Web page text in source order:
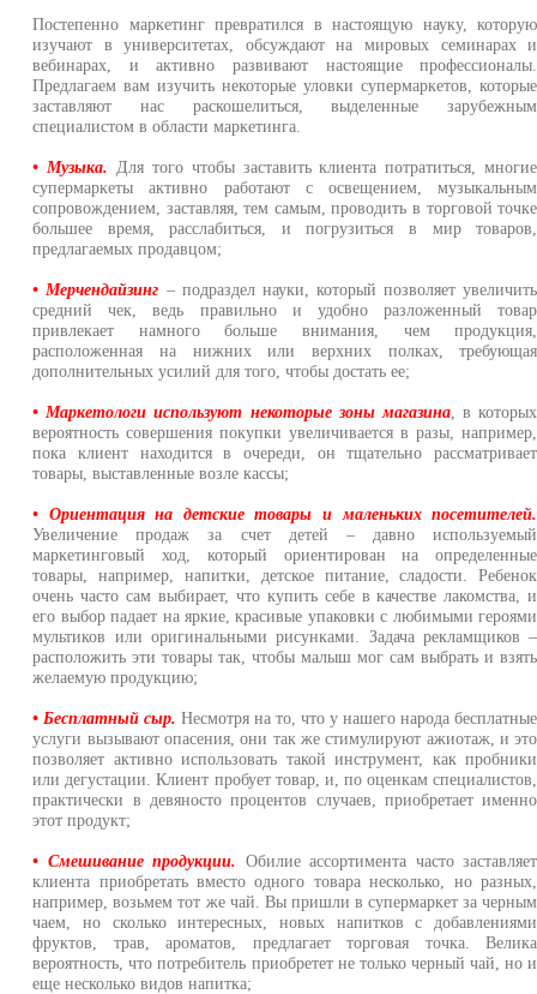
Постепенно маркетинг превратился в настоящую науку, которую
изучают в университетах, обсуждают на мировых семинарах и
вебинарах, и активно развивают настоящие профессионалы.
Предлагаем вам изучить некоторые уловки супермаркетов, которые
заставляют нас раскошелиться, выделенные зарубежным
специалистом в области маркетинга.
• Музыка. Для того чтобы заставить клиента потратиться, многие
супермаркеты активно работают с освещением, музыкальным
сопровождением, заставляя, тем самым, проводить в торговой точке
большее время, расслабиться, и погрузиться в мир товаров,
предлагаемых продавцом;
• Мерчендайзинг – подраздел науки, который позволяет увеличить
средний чек, ведь правильно и удобно разложенный товар
привлекает намного больше внимания, чем продукция,
расположенная на нижних или верхних полках, требующая
дополнительных усилий для того, чтобы достать ее;
• Маркетологи используют некоторые зоны магазина, в которых
вероятность совершения покупки увеличивается в разы, например,
пока клиент находится в очереди, он тщательно рассматривает
товары, выставленные возле кассы;
• Ориентация на детские товары и маленьких посетителей.
Увеличение продаж за счет детей – давно используемый
маркетинговый ход, который ориентирован на определенные
товары, например, напитки, детское питание, сладости. Ребенок
очень часто сам выбирает, что купить себе в качестве лакомства, и
его выбор падает на яркие, красивые упаковки с любимыми героями
мультиков или оригинальными рисунками. Задача рекламщиков –
расположить эти товары так, чтобы малыш мог сам выбрать и взять
желаемую продукцию;
• Бесплатный сыр. Несмотря на то, что у нашего народа бесплатные
услуги вызывают опасения, они так же стимулируют ажиотаж, и это
позволяет активно использовать такой инструмент, как пробники
или дегустации. Клиент пробует товар, и, по оценкам специалистов,
практически в девяносто процентов случаев, приобретает именно
этот продукт;
• Смешивание продукции. Обилие ассортимента часто заставляет
клиента приобретать вместо одного товара несколько, но разных,
например, возьмем тот же чай. Вы пришли в супермаркет за черным
чаем, но сколько интересных, новых напитков с добавлениями
фруктов, трав, ароматов, предлагает торговая точка. Велика
вероятность, что потребитель приобретет не только черный чай, но и
еще несколько видов напитка;